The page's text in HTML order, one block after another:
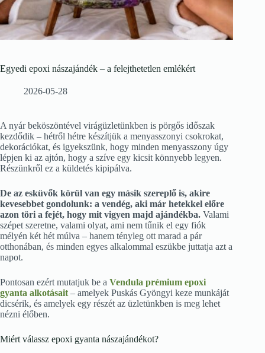
Egyedi epoxi nászajándék – a felejthetetlen emlékért
2026-05-28
A nyár beköszöntével virágüzletünkben is pörgős időszak
kezdődik – hétről hétre készítjük a menyasszonyi csokrokat,
dekorációkat, és igyekszünk, hogy minden menyasszony úgy
lépjen ki az ajtón, hogy a szíve egy kicsit könnyebb legyen.
Részünkről ez a küldetés kipipálva.
De az esküvők körül van egy másik szereplő is, akire
kevesebbet gondolunk: a vendég, aki már hetekkel előre
azon töri a fejét, hogy mit vigyen majd ajándékba. Valami
szépet szeretne, valami olyat, ami nem tűnik el egy fiók
mélyén két hét múlva – hanem tényleg ott marad a pár
otthonában, és minden egyes alkalommal eszükbe juttatja azt a
napot.
Pontosan ezért mutatjuk be a Vendula prémium epoxi
gyanta alkotásait – amelyek Puskás Gyöngyi keze munkáját
dicsérik, és amelyek egy részét az üzletünkben is meg lehet
nézni élőben.
Miért válassz epoxi gyanta nászajándékot?